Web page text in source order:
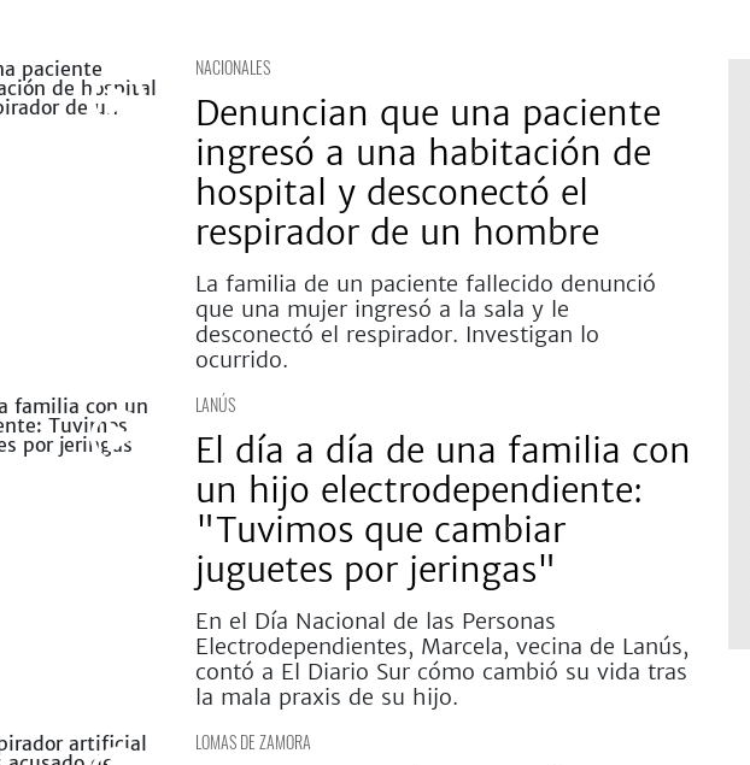
NACIONALES
Denuncian que una paciente
ingresó a una habitación de
hospital y desconectó el
respirador de un hombre
La familia de un paciente fallecido denunció
que una mujer ingresó a la sala y le
desconectó el respirador. Investigan lo
ocurrido.
LANÚS
El día a día de una familia con
un hijo electrodependiente:
"Tuvimos que cambiar
juguetes por jeringas"
En el Día Nacional de las Personas
Electrodependientes, Marcela, vecina de Lanús,
contó a El Diario Sur cómo cambió su vida tras
la mala praxis de su hijo.
LOMAS DE ZAMORA